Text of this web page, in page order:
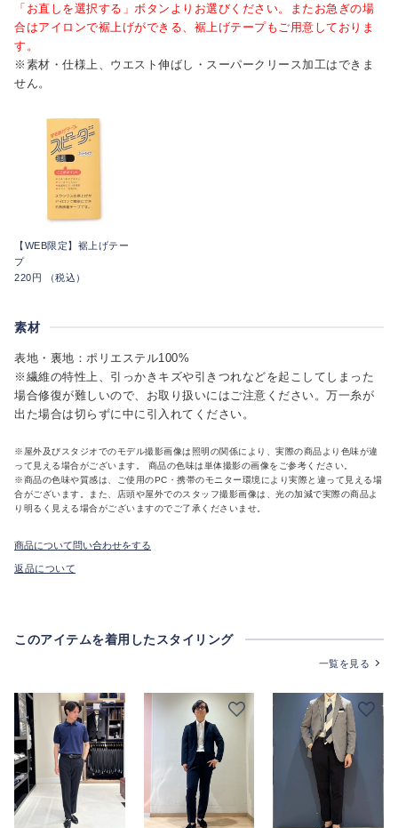
「お直しを選択する」ボタンよりお選びください。またお急ぎの場
合はアイロンで裾上げができる、裾上げテープもご用意しておりま
す。
※素材・仕様上、ウエスト伸ばし・スーパークリース加工はできま
せん。
【WEB限定】裾上げテー
プ
220円 （税込）
素材
表地・裏地：ポリエステル100%
※繊維の特性上、引っかきキズや引きつれなどを起こしてしまった
場合修復が難しいので、お取り扱いにはご注意ください。万一糸が
出た場合は切らずに中に引入れてください。
※屋外及びスタジオでのモデル撮影画像は照明の関係により、実際の商品より色味が違
って見える場合がございます。 商品の色味は単体撮影の画像をご参考ください。
※商品の色味や質感は、ご使用のPC・携帯のモニター環境により実際と違って見える場
合がございます。また、店頭や屋外でのスタッフ撮影画像は、光の加減で実際の商品よ
り明るく見える場合がございますのでご了承くださいませ。
商品について問い合わせをする
返品について
このアイテムを着用したスタイリング
一覧を見る